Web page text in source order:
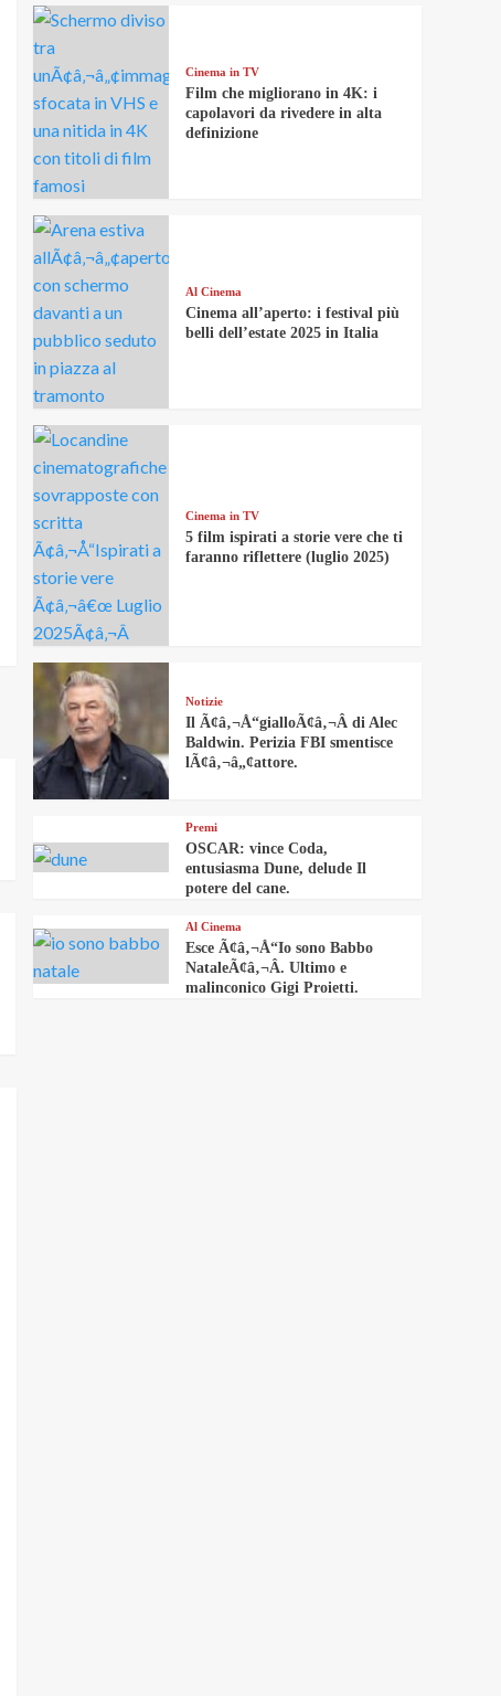
Cinema in TV
Film che migliorano in 4K: i
capolavori da rivedere in alta
definizione
Al Cinema
Cinema all’aperto: i festival più
belli dell’estate 2025 in Italia
Cinema in TV
5 film ispirati a storie vere che ti
faranno riflettere (luglio 2025)
Notizie
Il Ã¢â‚¬Å“gialloÃ¢â‚¬Â di Alec
Baldwin. Perizia FBI smentisce
lÃ¢â‚¬â„¢attore.
Premi
OSCAR: vince Coda,
entusiasma Dune, delude Il
potere del cane.
Al Cinema
Esce Ã¢â‚¬Å“Io sono Babbo
NataleÃ¢â‚¬Â. Ultimo e
malinconico Gigi Proietti.